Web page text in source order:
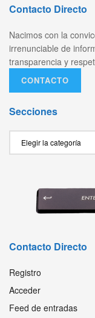
Contacto Directo
Nacimos con la
irrenunciable de
transparencia y
CONTACTO
Secciones
Contacto Directo
Registro
Acceder
Feed de entradas